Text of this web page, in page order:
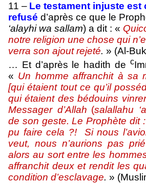
11 – Le testament injuste est
refusé d’après ce que le
‘alayhi wa sallam) a dit : «
notre religion une chose qui
verra son ajout rejeté. » (Al-
… Et d’après le hadith de c
« Un homme affranchit à sa
[qui étaient tout ce qu’il
qui étaient des bédouins
Messager d’Allah (salallahu
de son geste. Le Prophète dit
pu faire cela ?! Si nous
veut, nous n’aurions pas
alors au sort entre les
affranchit deux et rendit les
condition d’esclavage. »